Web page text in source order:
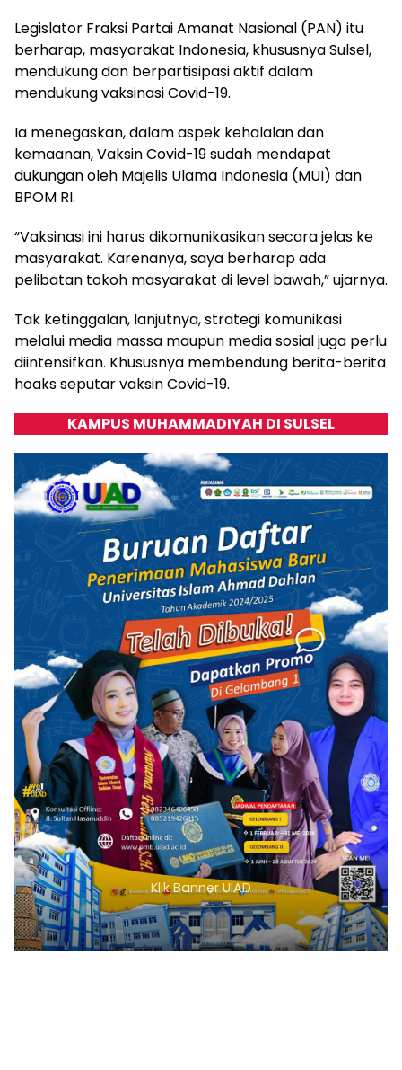
Legislator Fraksi Partai Amanat Nasional (PAN) itu
berharap, masyarakat Indonesia, khususnya Sulsel,
mendukung dan berpartisipasi aktif dalam
mendukung vaksinasi Covid-19.
Ia menegaskan, dalam aspek kehalalan dan
kemaanan, Vaksin Covid-19 sudah mendapat
dukungan oleh Majelis Ulama Indonesia (MUI) dan
BPOM RI.
“Vaksinasi ini harus dikomunikasikan secara jelas ke
masyarakat. Karenanya, saya berharap ada
pelibatan tokoh masyarakat di level bawah,” ujarnya.
Tak ketinggalan, lanjutnya, strategi komunikasi
melalui media massa maupun media sosial juga perlu
diintensifkan. Khususnya membendung berita-berita
hoaks seputar vaksin Covid-19.
KAMPUS MUHAMMADIYAH DI SULSEL